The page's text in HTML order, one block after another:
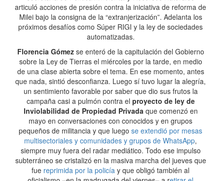
articuló acciones de presión contra la iniciativa de reforma de
Milei bajo la consigna de la “extranjerización”. Adelanta los
próximos desafíos como Súper RIGI y la ley de sociedades
automatizadas.
Florencia Gómezse enteró de la capitulación del Gobierno
sobre la Ley de Tierras el miércoles por la tarde, en medio
de una clase abierta sobre el tema. En ese momento, antes
que nada, sintió desconfianza. Luego sí tuvo lugar la alegría,
un sentimiento favorable por saber que dio sus frutos la
campaña casi a pulmón contra el proyecto de ley de
Inviolabilidad de Propiedad Privadaque comenzó en
mayo en conversaciones con conocidos y en grupos
pequeños de militancia y que luego se extendió por mesas
multisectoriales y comunidades y grupos de WhatsApp,
siempre muy fuera del radar mediático. Todo ese impulso
subterráneo se cristalizó en la masiva marcha del jueves que
fue reprimida por la policía y que obligó también al